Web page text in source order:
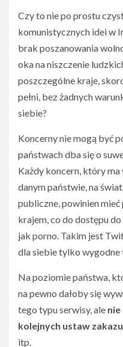
Czy to nie po prostu
komunistycznych idei w
brak poszanowania
oka na niszczenie
poszczególne kraje,
pełni, bez żadnych
siebie?
Koncerny nie mogą być
państwach dba się o
Każdy koncern, który
danym państwie, na
publiczne, powinien
krajem, co do dostępu
jak porno. Takim jest
dla siebie tylko wygodne
Na poziomie państwa,
na pewno dałoby się
tego typu serwisy, ale
kolejnych ustaw
itp.